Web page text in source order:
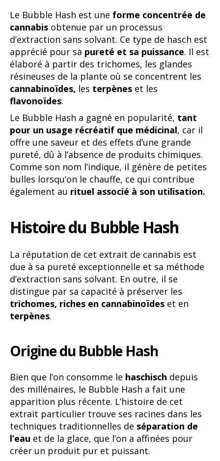
Le Bubble Hash est une forme concentrée de
cannabis obtenue par un processus
d’extraction sans solvant. Ce type de hasch est
apprécié pour sa pureté et sa puissance. Il est
élaboré à partir des trichomes, les glandes
résineuses de la plante où se concentrent les
cannabinoïdes, les terpènes et les
flavonoïdes.
Le Bubble Hash a gagné en popularité, tant
pour un usage récréatif que médicinal, car il
offre une saveur et des effets d’une grande
pureté, dû à l’absence de produits chimiques.
Comme son nom l’indique, il génère de petites
bulles lorsqu’on le chauffe, ce qui contribue
également au rituel associé à son utilisation.
Histoire du Bubble Hash
La réputation de cet extrait de cannabis est
due à sa pureté exceptionnelle et sa méthode
d’extraction sans solvant. En outre, il se
distingue par sa capacité à préserver les
trichomes, riches en cannabinoïdes et en
terpènes.
Origine du Bubble Hash
Bien que l’on consomme le haschisch depuis
des millénaires, le Bubble Hash a fait une
apparition plus récente. L’histoire de cet
extrait particulier trouve ses racines dans les
techniques traditionnelles de séparation de
l’eau et de la glace, que l’on a affinées pour
créer un produit pur et puissant.